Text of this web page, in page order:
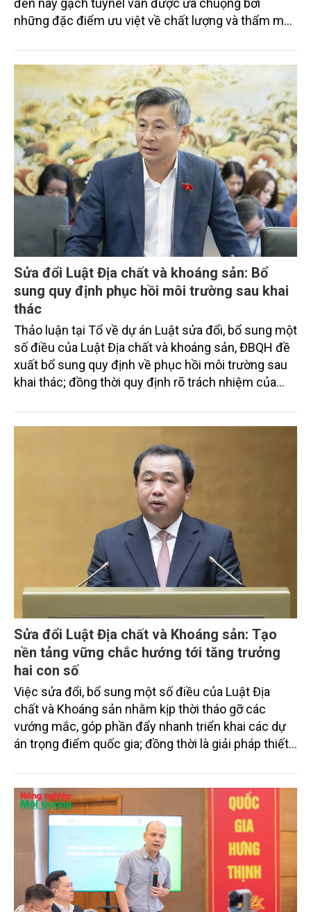
đến nay gạch tuynel vẫn được ưa chuộng bởi
những đặc điểm ưu việt về chất lượng và thẩm mỹ
ngành vật liệu xây dựng đã có nhiều công nghệ mới,
nhiều vật liệu mới, tuy nhiên gạch đất nung vẫn
chiếm một vị trí rất quan trọng trong các công trình
đặc biệt là các công trình dân sinh. Hiện nay, gạch
tuynel đã áp dụng nhiều công nghệ sản xuất hiện
đại có thể sử dụng được các nguyên liệu là chất
thải của một số ngành công nghiệp khác như: sử
dụng xỉ nhiệt điện, tro bay, xít than, chất thải của các
mỏ đất, chất thải tái chế, vật liệu đổ thải của công
trình xây dựng,… Ngoài ra bằng công nghệ nung lò
tuynel và lò xoay đã giúp cho việc nâng công xuất,
tăng chất lượng, giảm ô nhiễm môi trường.
Sửa đổi Luật Địa chất và khoáng sản: Bổ
sung quy định phục hồi môi trường sau khai
thác
Thảo luận tại Tổ về dự án Luật sửa đổi, bổ sung một
số điều của Luật Địa chất và khoáng sản, ĐBQH đề
xuất bổ sung quy định về phục hồi môi trường sau
khai thác; đồng thời quy định rõ trách nhiệm của
hoạch khoáng sản.
Sửa đổi Luật Địa chất và Khoáng sản: Tạo
nền tảng vững chắc hướng tới tăng trưởng
hai con số
Việc sửa đổi, bổ sung một số điều của Luật Địa
chất và Khoáng sản nhằm kịp thời tháo gỡ các
vướng mắc, góp phần đẩy nhanh triển khai các dự
án trọng điểm quốc gia; đồng thời là giải pháp thiết
hoàn thành mục tiêu tăng trưởng GDP 8% trong
năm 2025, tạo nền tảng vững chắc hướng tới tốc
độ tăng trưởng hai con số trong các năm tiếp theo.